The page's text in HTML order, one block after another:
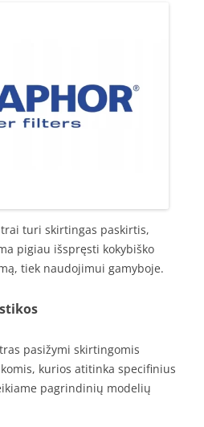
turi skirtingas paskirtis,
pigiau išspręsti kokybiško
tiek naudojimui gamyboje.
pasižymi skirtingomis
kurios atitinka specifinius
pagrindinių modelių